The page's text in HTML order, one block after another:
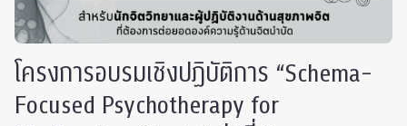
โครงการอบรมเชิงปฏิบัติการ “Schema-
Focused Psychotherapy for